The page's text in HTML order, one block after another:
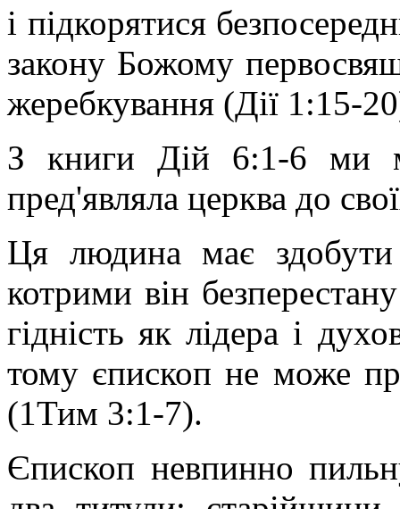
і підкорятися
закону Божому
жеребкування (Дії 1:15-
З книги Дій 6:1-6 ми
пред'являла церква до
Ця людина має здобути
котрими він
гідність як лідера і
тому єпископ не може
(1Тим 3:1-7).
Єпископ невпинно